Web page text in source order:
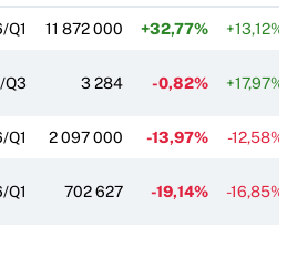
Q1 11 872 000 +32,77% +13,12%
Q3 3 284 -0,82% +17,97%
Q1 2 097 000 -13,97% -12,58%
Q1 702 627 -19,14% -16,85%